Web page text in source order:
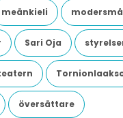
meänkieli
Sari Oja
översättare